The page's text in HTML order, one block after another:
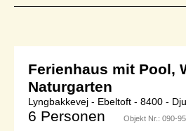
Ferienhaus mit Pool,
Naturgarten
Lyngbakkevej - Ebeltoft - 8400 -
6 Personen Objekt Nr.: 090-